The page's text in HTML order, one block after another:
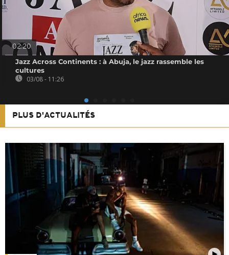
02:20
Jazz Across Continents : à Abuja, le jazz rassemble les
cultures
03/08 - 11:26
PLUS D'ACTUALITÉS